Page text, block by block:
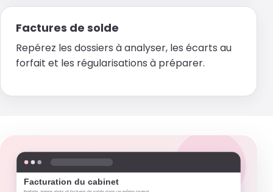
Factures de solde
Repérez les dossiers à analyser, les écarts au
forfait et les régularisations à préparer.